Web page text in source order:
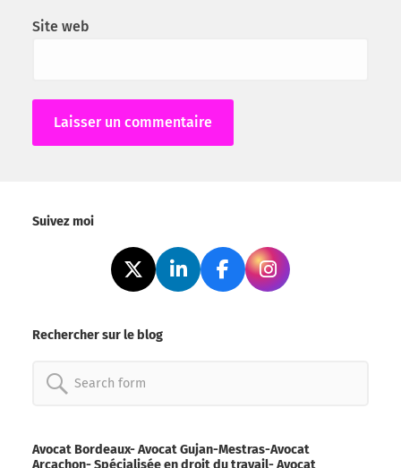
Site web
Suivez moi
Rechercher sur le blog
Search
Avocat Bordeaux- Avocat Gujan-Mestras-Avocat